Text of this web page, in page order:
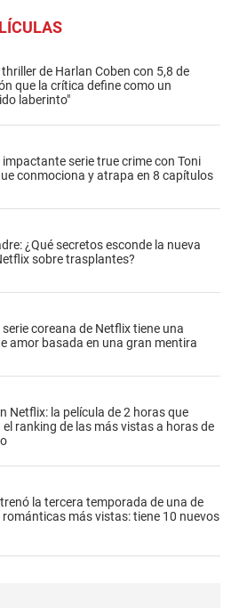
de Harlan Coben con 5,8 de
que la crítica define como un
laberinto"
impactante serie true crime con Toni
conmociona y atrapa en 8 capítulos
¿Qué secretos esconde la nueva
sobre trasplantes?
coreana de Netflix tiene una
amor basada en una gran mentira
Netflix: la película de 2 horas que
el ranking de las más vistas a horas de
la tercera temporada de una de
románticas más vistas: tiene 10 nuevos